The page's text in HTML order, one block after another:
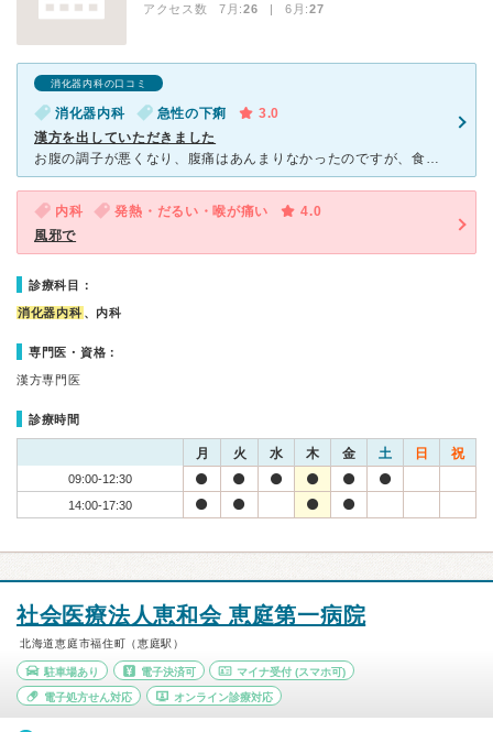
アクセス数 7月:26 | 6月:27
消化器内科の口コミ
消化器内科 急性の下痢
3.0
漢方を出していただきました
お腹の調子が悪くなり、腹痛はあんまりなかったのですが、食べたり飲んだりするとすぐにお腹がゴロゴロしトイレに何回も行っていました。ほとんど食べ物が食べることが出来ず辛かったです。 土曜日に病院に行
内科 発熱・だるい・喉が痛い
4.0
風邪で
診療科目：
消化器内科 、内科
専門医・資格：
漢方専門医
診療時間
月 火 水 木 金 土 日 祝
09:00-12:30
14:00-17:30
社会医療法人恵和会 恵庭第一病院
北海道恵庭市福住町（恵庭駅）
駐車場あり 電子決済可 マイナ受付 (スマホ可)
電子処方せん対応 オンライン診療対応